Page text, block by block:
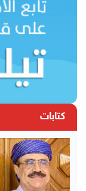
كتابات